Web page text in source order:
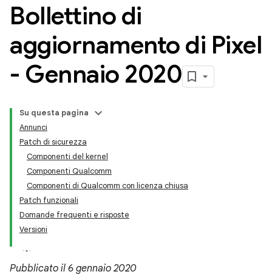
Bollettino di
aggiornamento di Pixel
- Gennaio 2020
Su questa pagina
Annunci
Patch di sicurezza
Componenti del kernel
Componenti Qualcomm
Componenti di Qualcomm con licenza chiusa
Patch funzionali
Domande frequenti e risposte
Versioni
Pubblicato il 6 gennaio 2020